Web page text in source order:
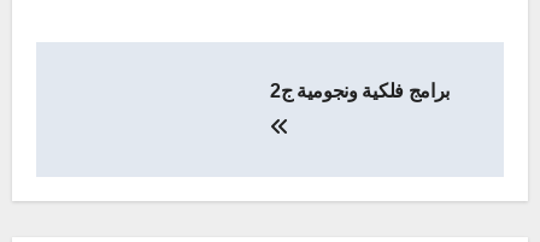
المقالات
برامج فلكية ونجومية ج2